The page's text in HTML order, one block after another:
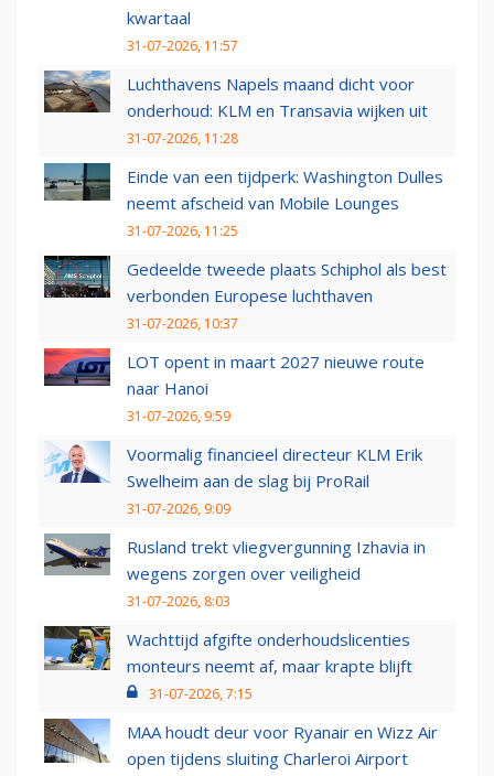
kwartaal
31-07-2026, 11:57
Luchthavens Napels maand dicht voor
onderhoud: KLM en Transavia wijken uit
31-07-2026, 11:28
Einde van een tijdperk: Washington Dulles
neemt afscheid van Mobile Lounges
31-07-2026, 11:25
Gedeelde tweede plaats Schiphol als best
verbonden Europese luchthaven
31-07-2026, 10:37
LOT opent in maart 2027 nieuwe route
naar Hanoi
31-07-2026, 9:59
Voormalig financieel directeur KLM Erik
Swelheim aan de slag bij ProRail
31-07-2026, 9:09
Rusland trekt vliegvergunning Izhavia in
wegens zorgen over veiligheid
31-07-2026, 8:03
Wachttijd afgifte onderhoudslicenties
monteurs neemt af, maar krapte blijft
31-07-2026, 7:15
MAA houdt deur voor Ryanair en Wizz Air
open tijdens sluiting Charleroi Airport